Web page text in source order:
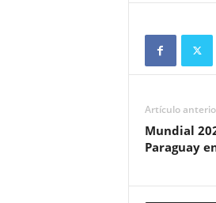
Artículo
Mundial
Paraguay